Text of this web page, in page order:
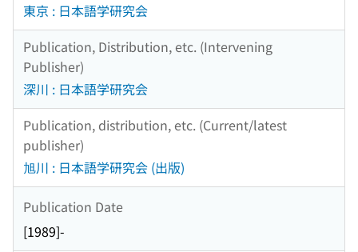
東京 : 日本語学研究会
Publication, Distribution, etc. (Intervening
Publisher)
深川 : 日本語学研究会
Publication, distribution, etc. (Current/latest
publisher)
旭川 : 日本語学研究会 (出版)
Publication Date
[1989]-